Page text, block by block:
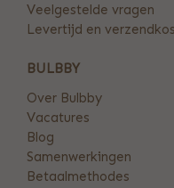
Veelgestelde vragen
Levertijd en
BULBBY
Over Bulbby
Vacatures
Blog
Samenwerkingen
Betaalmethodes